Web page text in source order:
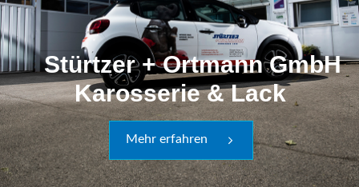
Stürtzer + Ortmann GmbH
Karosserie & Lack
Mehr erfahren